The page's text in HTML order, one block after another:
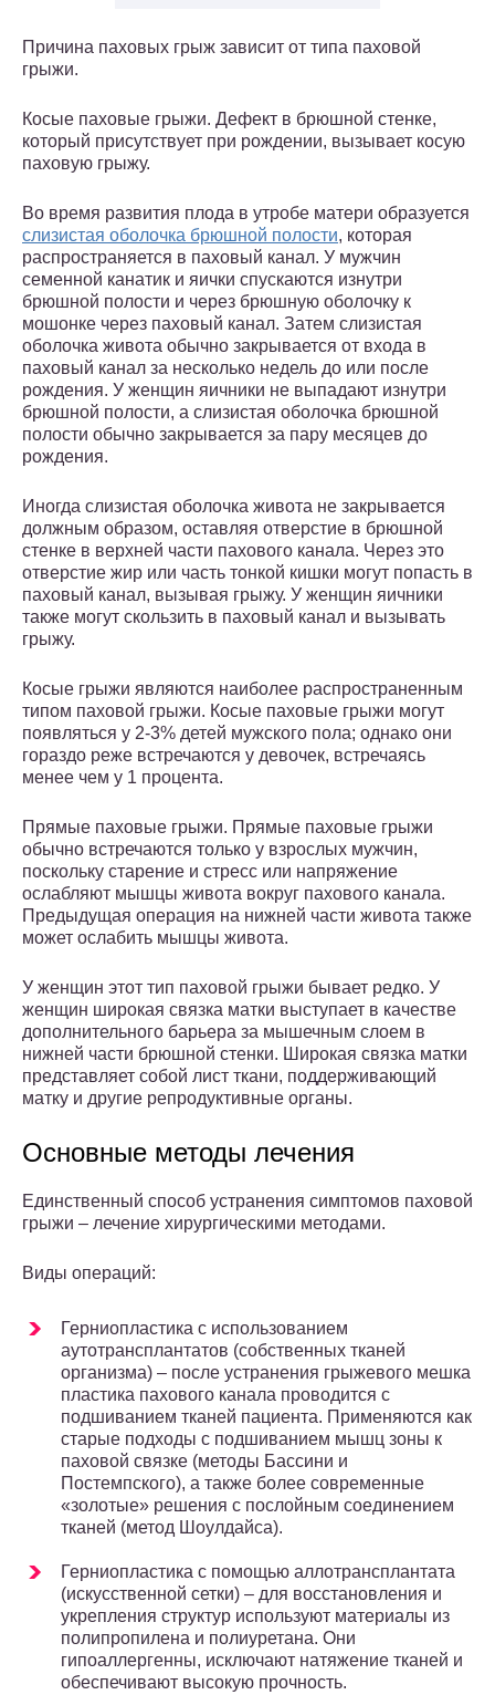
Причина паховых грыж зависит от типа паховой
грыжи.
Косые паховые грыжи. Дефект в брюшной стенке,
который присутствует при рождении, вызывает косую
паховую грыжу.
Во время развития плода в утробе матери образуется
слизистая оболочка брюшной полости, которая
распространяется в паховый канал. У мужчин
семенной канатик и яички спускаются изнутри
брюшной полости и через брюшную оболочку к
мошонке через паховый канал. Затем слизистая
оболочка живота обычно закрывается от входа в
паховый канал за несколько недель до или после
рождения. У женщин яичники не выпадают изнутри
брюшной полости, а слизистая оболочка брюшной
полости обычно закрывается за пару месяцев до
рождения.
Иногда слизистая оболочка живота не закрывается
должным образом, оставляя отверстие в брюшной
стенке в верхней части пахового канала. Через это
отверстие жир или часть тонкой кишки могут попасть в
паховый канал, вызывая грыжу. У женщин яичники
также могут скользить в паховый канал и вызывать
грыжу.
Косые грыжи являются наиболее распространенным
типом паховой грыжи. Косые паховые грыжи могут
появляться у 2-3% детей мужского пола; однако они
гораздо реже встречаются у девочек, встречаясь
менее чем у 1 процента.
Прямые паховые грыжи. Прямые паховые грыжи
обычно встречаются только у взрослых мужчин,
поскольку старение и стресс или напряжение
ослабляют мышцы живота вокруг пахового канала.
Предыдущая операция на нижней части живота также
может ослабить мышцы живота.
У женщин этот тип паховой грыжи бывает редко. У
женщин широкая связка матки выступает в качестве
дополнительного барьера за мышечным слоем в
нижней части брюшной стенки. Широкая связка матки
представляет собой лист ткани, поддерживающий
матку и другие репродуктивные органы.
Основные методы лечения
Единственный способ устранения симптомов паховой
грыжи – лечение хирургическими методами.
Виды операций:
Герниопластика с использованием
аутотрансплантатов (собственных тканей
организма) – после устранения грыжевого мешка
пластика пахового канала проводится с
подшиванием тканей пациента. Применяются как
старые подходы с подшиванием мышц зоны к
паховой связке (методы Бассини и
Постемпского), а также более современные
«золотые» решения с послойным соединением
тканей (метод Шоулдайса).
Герниопластика с помощью аллотрансплантата
(искусственной сетки) – для восстановления и
укрепления структур используют материалы из
полипропилена и полиуретана. Они
гипоаллергенны, исключают натяжение тканей и
обеспечивают высокую прочность.